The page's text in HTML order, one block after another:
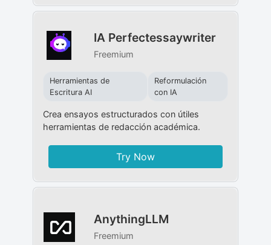
IA Perfectessaywriter
Freemium
Herramientas de
Escritura AI
Reformulación
con IA
Crea ensayos estructurados con útiles
herramientas de redacción académica.
Try Now
AnythingLLM
Freemium